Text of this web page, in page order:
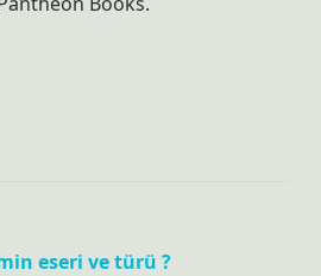
eseri ve türü ?